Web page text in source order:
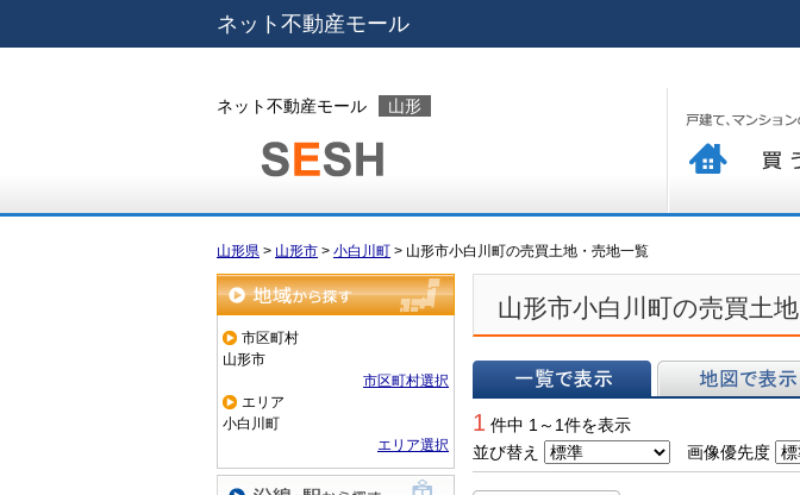
ネット不動産モール
ネット不動産モール 山形
山形県 > 山形市 > 小白川町 > 山形市小白川町の売買土地・売地一覧
地域から探す
市区町村
山形市
市区町村選択
エリア
小白川町
エリア選択
山形市小白川町の売買土地
1 件中 1～1件を表示
並び替え
画像優先度